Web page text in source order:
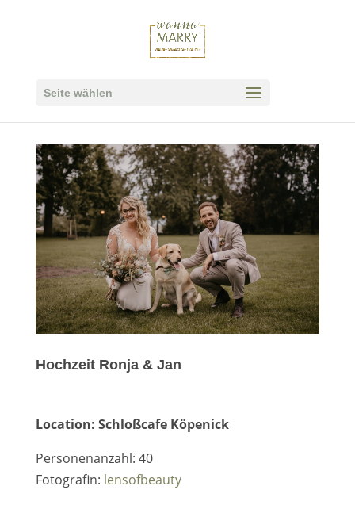
Seite wählen
Hochzeit Ronja & Jan
Location: Schloßcafe Köpenick
Personenanzahl: 40
Fotografin: lensofbeauty